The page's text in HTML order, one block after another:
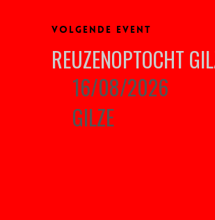
VOLGENDE EVENT
REUZENOPTOCHT
16/08/2026
GILZE